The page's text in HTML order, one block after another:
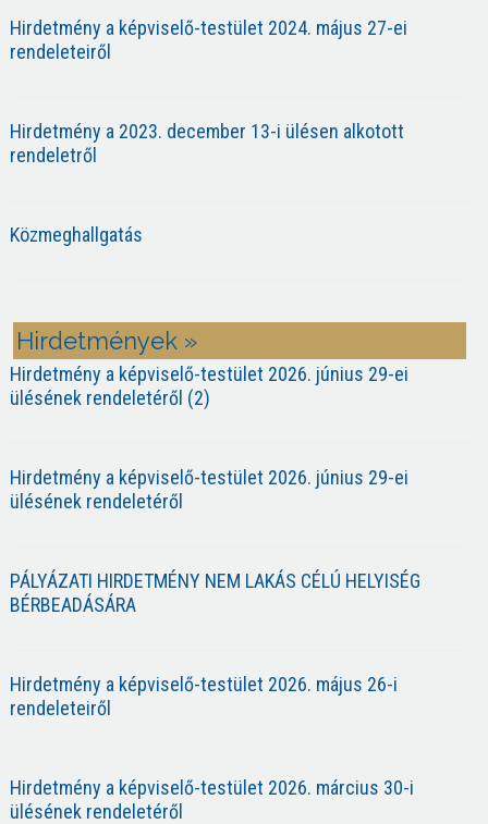
Hirdetmény a képviselő-testület 2024. május 27-ei
rendeleteiről
Hirdetmény a 2023. december 13-i ülésen alkotott
rendeletről
Közmeghallgatás
Hirdetmények »
Hirdetmény a képviselő-testület 2026. június 29-ei
ülésének rendeletéről (2)
Hirdetmény a képviselő-testület 2026. június 29-ei
ülésének rendeletéről
PÁLYÁZATI HIRDETMÉNY NEM LAKÁS CÉLÚ HELYISÉG
BÉRBEADÁSÁRA
Hirdetmény a képviselő-testület 2026. május 26-i
rendeleteiről
Hirdetmény a képviselő-testület 2026. március 30-i
ülésének rendeletéről